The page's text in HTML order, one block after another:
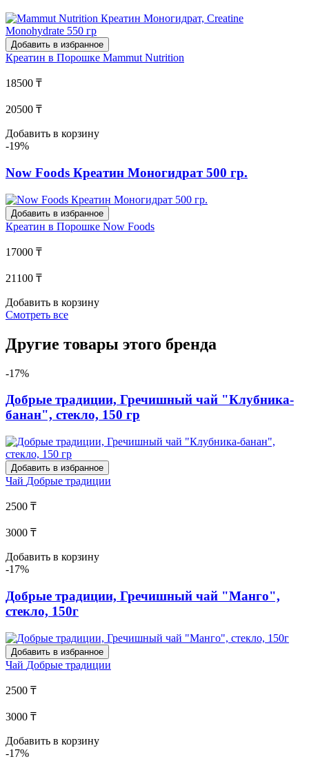
Добавить в избранное
Креатин в Порошке Mammut Nutrition
18500 ₸
20500 ₸
Добавить в корзину
-19%
Now Foods Креатин Моногидрат 500 гр.
Добавить в избранное
Креатин в Порошке Now Foods
17000 ₸
21100 ₸
Добавить в корзину
Смотреть все
Другие товары этого бренда
-17%
Добрые традиции, Гречишный чай "Клубника-
банан", стекло, 150 гр
Добавить в избранное
Чай Добрые традиции
2500 ₸
3000 ₸
Добавить в корзину
-17%
Добрые традиции, Гречишный чай "Манго",
стекло, 150г
Добавить в избранное
Чай Добрые традиции
2500 ₸
3000 ₸
Добавить в корзину
-17%